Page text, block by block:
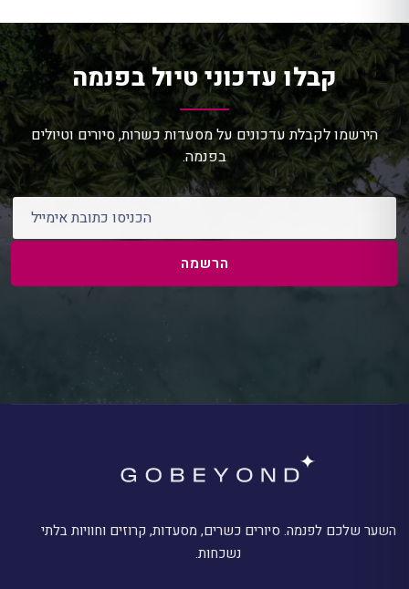
קבלו עדכוני טיול בפנמה
הירשמו לקבלת עדכונים על מסעדות כשרות, סיורים וטיולים
בפנמה.
הרשמה
השער שלכם לפנמה. סיורים כשרים, מסעדות, קרוזים וחוויות בלתי
נשכחות.